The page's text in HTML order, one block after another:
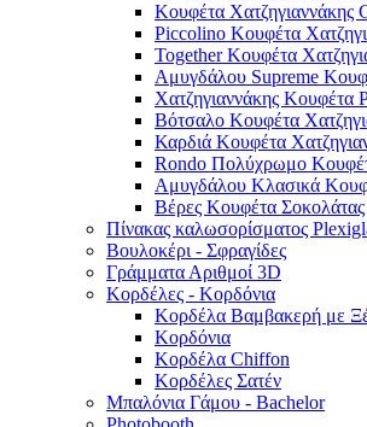
Κουφέτα Χατζηγιαννάκης
Piccolino Κουφέτα
Together Κουφέτα
Αμυγδάλου Supreme
Χατζηγιαννάκης Κουφέτα
Βότσαλο Κουφέτα
Καρδιά Κουφέτα
Rondo Πολύχρωμο
Αμυγδάλου Κλασικά
Βέρες Κουφέτα Σοκολάτας
Πίνακας καλωσορίσματος
Βουλοκέρι - Σφραγίδες
Γράμματα Αριθμοί 3D
Κορδέλες - Κορδόνια
Κορδέλα Βαμβακερή με
Κορδόνια
Κορδέλα Chiffon
Κορδέλες Σατέν
Μπαλόνια Γάμου - Bachelor